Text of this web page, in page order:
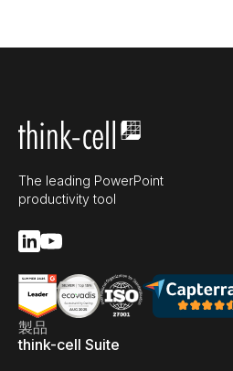
The leading PowerPoint
productivity tool
製品
think-cell Suite